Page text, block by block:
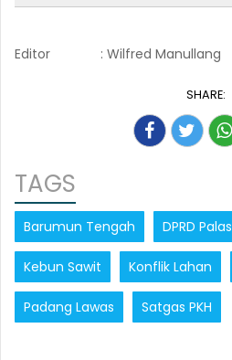
Editor : Wilfred Manullang
SHARE:
TAGS
Barumun Tengah DPRD Palas
Kebun Sawit Konflik Lahan
Padang Lawas Satgas PKH